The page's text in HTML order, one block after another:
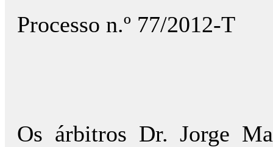
Processo n.º 77/2012-T
Os árbitros Dr. Jorge